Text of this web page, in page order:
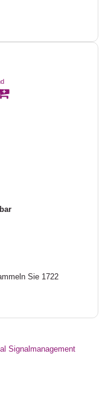
Sie 1722
Signalmanagement